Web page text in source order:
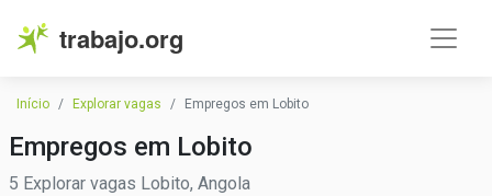
trabajo.org
Início Explorar vagas Empregos em Lobito
Empregos em Lobito
5 Explorar vagas Lobito, Angola